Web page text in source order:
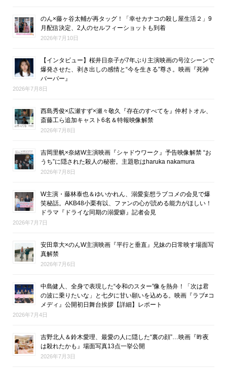
のん×藤ヶ谷太輔が再タッグ！「幸せカナコの殺し屋生活２」9
月配信決定、2人のセルフィーショットも到着
2026年7月10日
【インタビュー】桜井日奈子が7年ぶり主演映画の号泣シーンで
爆発させた、剥き出しの感情と“今を生きる”尊さ。映画『死神
バーバー』
2026年7月8日
西島秀俊×広瀬すず×瀬々敬久『存在のすべてを』仲村トオル、
斎藤工ら追加キャスト6名＆特報映像解禁
2026年7月8日
吉岡里帆×奈緒W主演映画『シャドウワーク』予告映像解禁 “お
うち”に隠された殺人の秘密。主題歌はharuka nakamura
2026年7月8日
W主演・藤林泰也＆ゆいかれん、溺愛妄想ラブコメの会見で爆
笑秘話。AKB48小栗有以、ファンの心が読める能力がほしい！
ドラマ『ドライな同期の溺愛癖』記者会見
2026年7月7日
安田章大×のんW主演映画『平行と垂直』兄妹の日常映す場面写
真解禁
2026年7月6日
中島健人、全身で表現した“令和のスター”像を熱弁！「次は君
の波に乗りたいな」と七夕に甘い願いを込める。映画『ラブ≠コ
メディ』公開初日舞台挨拶【詳細】レポート
2026年7月4日
吉野北人＆鈴木愛理、最愛の人に隠した“裏の顔”…映画『昨夜
は殺れたかも』場面写真13点一挙公開
2026年7月3日